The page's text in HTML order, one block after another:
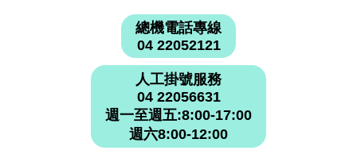
總機電話專線
04 22052121
人工掛號服務
04 22056631
週一至週五:8:00-17:00
週六8:00-12:00